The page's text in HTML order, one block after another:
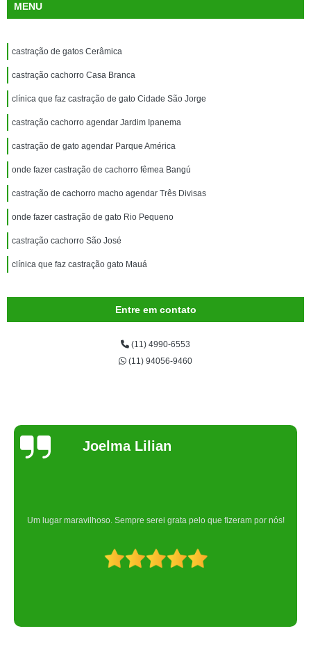
MENU
castração de gatos Cerâmica
castração cachorro Casa Branca
clínica que faz castração de gato Cidade São Jorge
castração cachorro agendar Jardim Ipanema
castração de gato agendar Parque América
onde fazer castração de cachorro fêmea Bangú
castração de cachorro macho agendar Três Divisas
onde fazer castração de gato Rio Pequeno
castração cachorro São José
clínica que faz castração gato Mauá
Entre em contato
(11) 4990-6553
(11) 94056-9460
Joelma Lilian
Um lugar maravilhoso. Sempre serei grata pelo que fizeram por nós!